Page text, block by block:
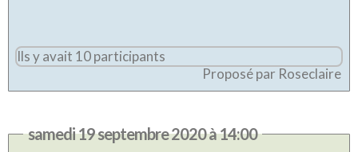
Ils y avait 10 participants
Proposé par Roseclaire
samedi 19 septembre 2020 à 14:00